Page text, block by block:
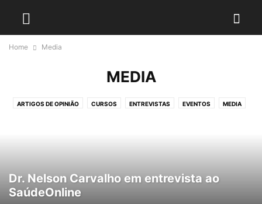
Home Media
MEDIA
ARTIGOS DE OPINIÃO CURSOS ENTREVISTAS EVENTOS MEDIA
Dr. Nelson Carvalho em entrevista ao
SaúdeOnline